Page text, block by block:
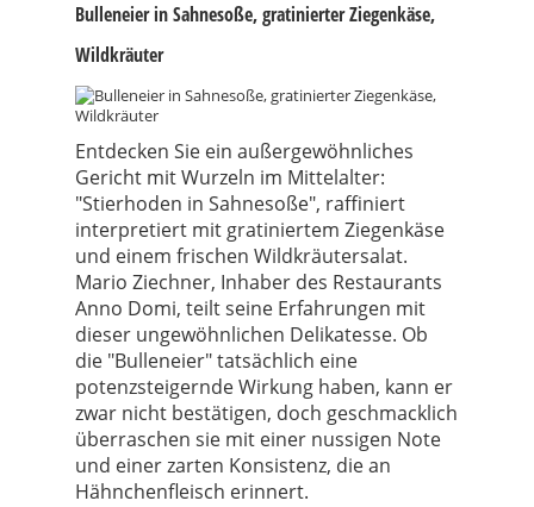
Bulleneier in Sahnesoße, gratinierter Ziegenkäse,
Wildkräuter
Entdecken Sie ein außergewöhnliches
Gericht mit Wurzeln im Mittelalter:
"Stierhoden in Sahnesoße", raffiniert
interpretiert mit gratiniertem Ziegenkäse
und einem frischen Wildkräutersalat.
Mario Ziechner, Inhaber des Restaurants
Anno Domi, teilt seine Erfahrungen mit
dieser ungewöhnlichen Delikatesse. Ob
die "Bulleneier" tatsächlich eine
potenzsteigernde Wirkung haben, kann er
zwar nicht bestätigen, doch geschmacklich
überraschen sie mit einer nussigen Note
und einer zarten Konsistenz, die an
Hähnchenfleisch erinnert.